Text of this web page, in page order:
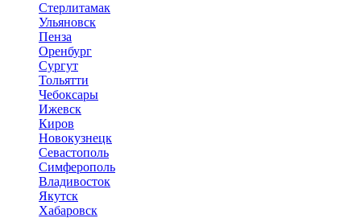
Стерлитамак
Ульяновск
Пенза
Оренбург
Сургут
Тольятти
Чебоксары
Ижевск
Киров
Новокузнецк
Севастополь
Симферополь
Владивосток
Якутск
Хабаровск